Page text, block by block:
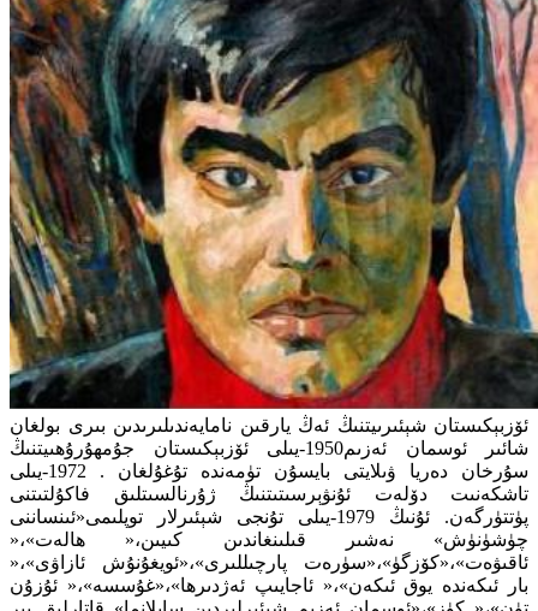
ئۆزبېكىستان شېئىرىيتنىڭ ئەڭ يارقىن نامايەندىلىرىدىن بىرى بولغان
شائىر ئوسمان ئەزىم1950-يىلى ئۆزبېكىستان جۇمھۇرۇھىيتنىڭ
سۇرخان دەريا ۋىلايتى بايسۇن تۈمەندە تۇغۇلغان . 1972-يىلى
تاشكەنىت دۆلەت ئۇنۋېرسىتىتنىڭ ژۇرنالسىتلىق فاكۇلتىتنى
پۈتتۈرگەن. ئۇنىڭ 1979-يىلى تۇنجى شېئىرلار توپلىمى«ئىنساننى
چۈشۈنۈش» نەشىر قىلىنغاندىن كىيىن،« ھالەت»،«
ئاقىۋەت»،«كۆزگۈ»،«سۈرەت پارچىللىرى»،«ئويغۇنۇش ئازاۋى»،«
بار ئىكەندە يوق ئىكەن»،« ئاجايىپ ئەژدىرھا»،«غۇسسە»،« ئۇزۇن